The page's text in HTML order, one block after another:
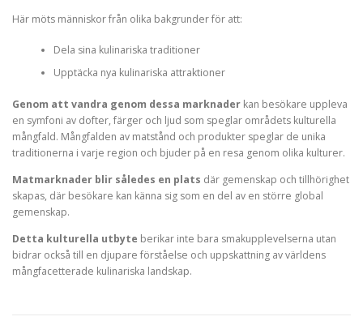
Här möts människor från olika bakgrunder för att:
Dela sina kulinariska traditioner
Upptäcka nya kulinariska attraktioner
Genom att vandra genom dessa marknader kan besökare uppleva
en symfoni av dofter, färger och ljud som speglar områdets kulturella
mångfald. Mångfalden av matstånd och produkter speglar de unika
traditionerna i varje region och bjuder på en resa genom olika kulturer.
Matmarknader blir således en plats där gemenskap och tillhörighet
skapas, där besökare kan känna sig som en del av en större global
gemenskap.
Detta kulturella utbyte berikar inte bara smakupplevelserna utan
bidrar också till en djupare förståelse och uppskattning av världens
mångfacetterade kulinariska landskap.